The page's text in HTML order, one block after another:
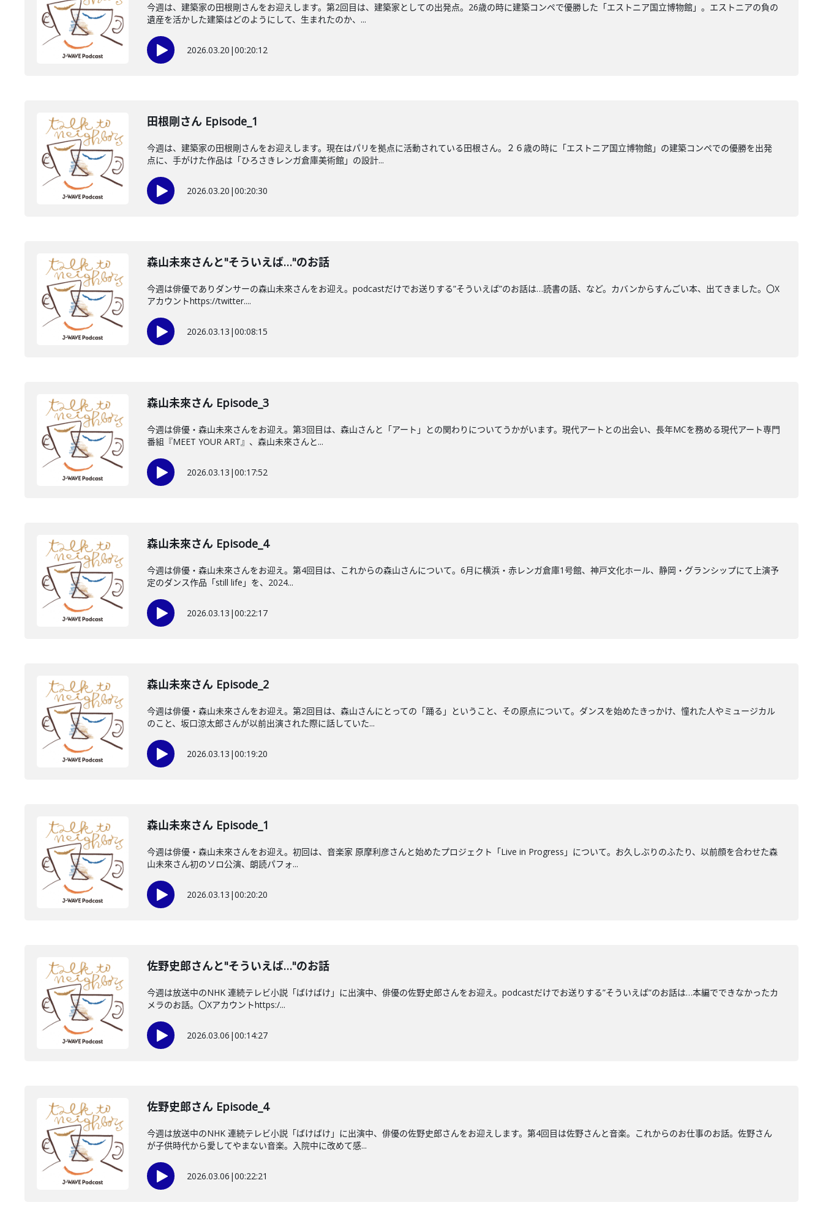
今週は、建築家の田根剛さんをお迎えします。第2回目は、建築家としての出発点。26歳の時に建築コンペで優勝した「エストニア国立博物館」。エストニアの負の
遺産を活かした建築はどのようにして、生まれたのか、...
2026.03.20 |00:20:12
田根剛さん Episode_1
今週は、建築家の田根剛さんをお迎えします。現在はパリを拠点に活動されている田根さん。２６歳の時に「エストニア国立博物館」の建築コンペでの優勝を出発
点に、手がけた作品は「ひろさきレンガ倉庫美術館」の設計...
2026.03.20 |00:20:30
森山未來さんと"そういえば…"のお話
今週は俳優でありダンサーの森山未來さんをお迎え。podcastだけでお送りする”そういえば”のお話は…読書の話、など。カバンからすんごい本、出てきました。〇X
アカウントhttps://twitter....
2026.03.13 |00:08:15
森山未來さん Episode_3
今週は俳優・森山未來さんをお迎え。第3回目は、森山さんと「アート」との関わりについてうかがいます。現代アートとの出会い、長年MCを務める現代アート専門
番組『MEET YOUR ART』、森山未來さんと...
2026.03.13 |00:17:52
森山未來さん Episode_4
今週は俳優・森山未來さんをお迎え。第4回目は、これからの森山さんについて。6月に横浜・赤レンガ倉庫1号館、神戸文化ホール、静岡・グランシップにて上演予
定のダンス作品「still life」を、2024...
2026.03.13 |00:22:17
森山未來さん Episode_2
今週は俳優・森山未來さんをお迎え。第2回目は、森山さんにとっての「踊る」ということ、その原点について。ダンスを始めたきっかけ、憧れた人やミュージカル
のこと、坂口涼太郎さんが以前出演された際に話していた...
2026.03.13 |00:19:20
森山未來さん Episode_1
今週は俳優・森山未來さんをお迎え。初回は、音楽家 原摩利彦さんと始めたプロジェクト「Live in Progress」について。お久しぶりのふたり、以前顔を合わせた森
山未來さん初のソロ公演、朗読パフォ...
2026.03.13 |00:20:20
佐野史郎さんと"そういえば…"のお話
今週は放送中のNHK 連続テレビ小説「ばけばけ」に出演中、俳優の佐野史郎さんをお迎え。podcastだけでお送りする”そういえば”のお話は…本編でできなかったカ
メラのお話。〇Xアカウントhttps:/...
2026.03.06 |00:14:27
佐野史郎さん Episode_4
今週は放送中のNHK 連続テレビ小説「ばけばけ」に出演中、俳優の佐野史郎さんをお迎えします。第4回目は佐野さんと音楽。これからのお仕事のお話。佐野さん
が子供時代から愛してやまない音楽。入院中に改めて感...
2026.03.06 |00:22:21